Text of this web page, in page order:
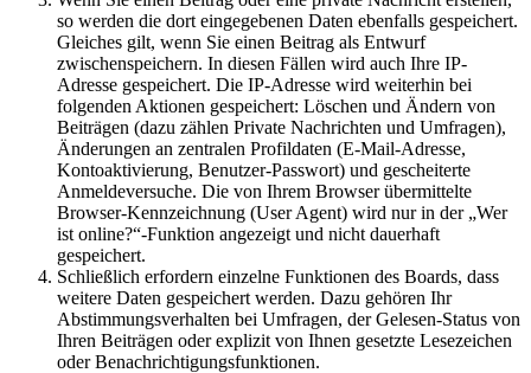
so werden die dort eingegebenen Daten ebenfalls gespeichert.
Gleiches gilt, wenn Sie einen Beitrag als Entwurf
zwischenspeichern. In diesen Fällen wird auch Ihre IP-
Adresse gespeichert. Die IP-Adresse wird weiterhin bei
folgenden Aktionen gespeichert: Löschen und Ändern von
Beiträgen (dazu zählen Private Nachrichten und Umfragen),
Änderungen an zentralen Profildaten (E-Mail-Adresse,
Kontoaktivierung, Benutzer-Passwort) und gescheiterte
Anmeldeversuche. Die von Ihrem Browser übermittelte
Browser-Kennzeichnung (User Agent) wird nur in der „Wer
ist online?“-Funktion angezeigt und nicht dauerhaft
gespeichert.
Schließlich erfordern einzelne Funktionen des Boards, dass
weitere Daten gespeichert werden. Dazu gehören Ihr
Abstimmungsverhalten bei Umfragen, der Gelesen-Status von
Ihren Beiträgen oder explizit von Ihnen gesetzte Lesezeichen
oder Benachrichtigungsfunktionen.